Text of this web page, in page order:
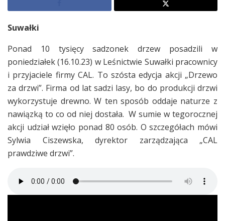
Suwałki
Ponad 10 tysięcy sadzonek drzew posadzili w
poniedziałek (16.10.23) w Leśnictwie Suwałki pracownicy
i przyjaciele firmy CAL. To szósta edycja akcji „Drzewo
za drzwi”. Firma od lat sadzi lasy, bo do produkcji drzwi
wykorzystuje drewno. W ten sposób oddaje naturze z
nawiązką to co od niej dostała. W sumie w tegorocznej
akcji udział wzięło ponad 80 osób. O szczegółach mówi
Sylwia Ciszewska, dyrektor zarządzająca „CAL
prawdziwe drzwi”.